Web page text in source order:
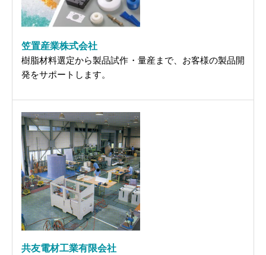
笠置産業株式会社
樹脂材料選定から製品試作・量産まで、お客様の製品開
発をサポートします。
共友電材工業有限会社